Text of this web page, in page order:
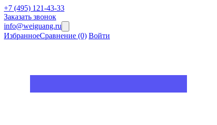
+7 (495) 121-43-33
Заказать звонок
info@weiguang.ru
ИзбранноеСравнение (0) Войти